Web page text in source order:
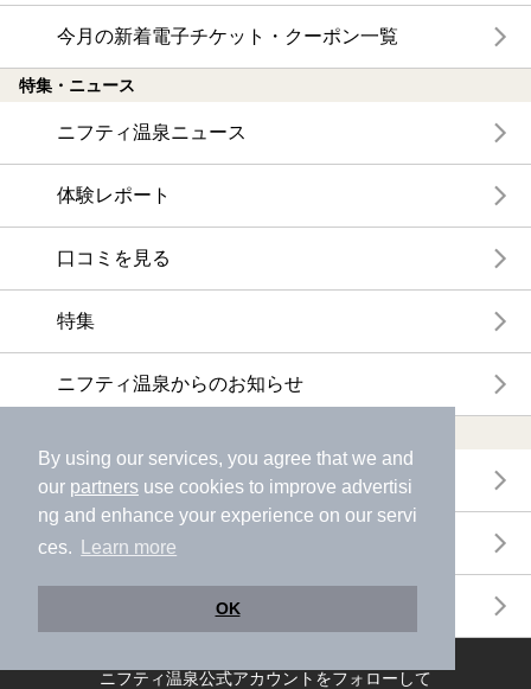
By using our services, you agree that we and
our partners use cookies to improve advertisi
ng and enhance your experience on our servi
ces.
Learn more
OK
今月の新着電子チケット・クーポン一覧
特集・ニュース
ニフティ温泉ニュース
体験レポート
口コミを見る
特集
ニフティ温泉からのお知らせ
年間温泉ランキング
月間温泉ランキング
ニフティ温泉公式アカウントをフォローして